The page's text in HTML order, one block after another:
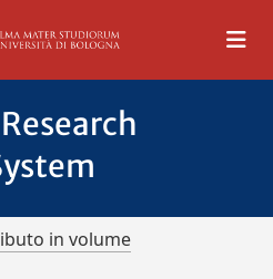
in volume